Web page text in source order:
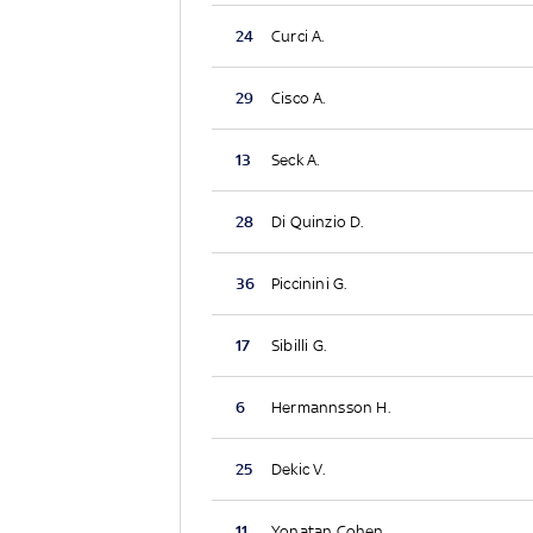
24 Curci A.
29 Cisco A.
13 Seck A.
28 Di Quinzio D.
36 Piccinini G.
17 Sibilli G.
6 Hermannsson H.
25 Dekic V.